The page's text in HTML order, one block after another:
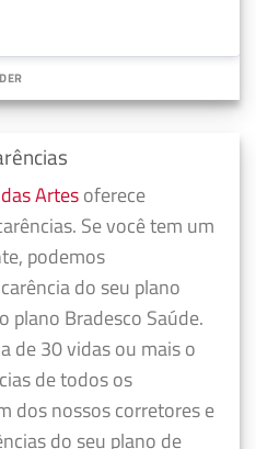
Artesoferece
Se você tem um
podemos
do seu plano
plano Bradesco Saúde.
de 30 vidas ou mais o
de todos os
dos nossos corretores e
do seu plano de